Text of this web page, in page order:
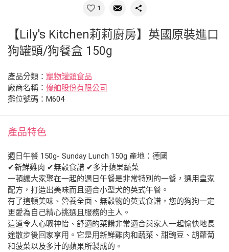
1
【Lily's Kitchen莉莉廚房】英國原裝進口
狗罐頭/狗餐盒 150g
產品分類： 寵物罐頭食品
廠商名稱： 優舶股份有限公司
攤位號碼：M604
產品特色
週日午餐 150g- Sunday Lunch 150g 產地：德國
✔新鮮雞肉 ✔無穀食譜 ✔多汁蘋果蔬菜
一頓讓大家聚在一起的週日午餐是非常特別的一餐，選用皇家
配方，打造出美味而且適合小型犬的英式午餐。
有了這頓美味、營養全面、無穀物的英式食譜，您的狗狗一定
更愛為自己精心挑選且服務的主人。
這道令人心曠神怡、舒適的菜餚非常適合與家人一起愉快地長
途散步後回家享用。它是用新鮮雞肉和蔬菜、甜豌豆、胡蘿蔔
和菠菜以及多汁的蘋果所製成的。